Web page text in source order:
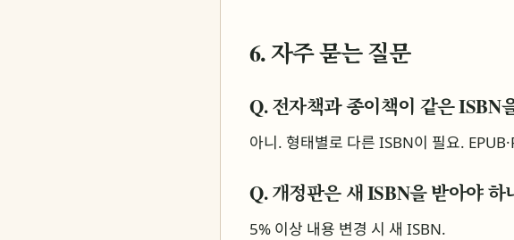
6. 자주 묻는 질문
Q. 전자책과 종이책이 같은 ISBN
아니. 형태별로 다른 ISBN이 필요.
Q. 개정판은 새 ISBN을 받아야 하
5% 이상 내용 변경 시 새 ISBN.